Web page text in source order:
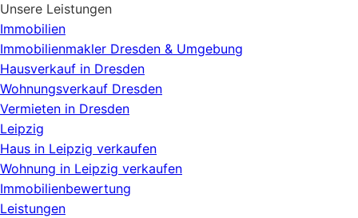
Unsere Leistungen
Immobilien
Immobilienmakler Dresden & Umgebung
Hausverkauf in Dresden
Wohnungsverkauf Dresden
Vermieten in Dresden
Leipzig
Haus in Leipzig verkaufen
Wohnung in Leipzig verkaufen
Immobilienbewertung
Leistungen